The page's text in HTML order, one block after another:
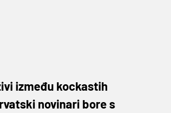
između kockastih
novinari bore s